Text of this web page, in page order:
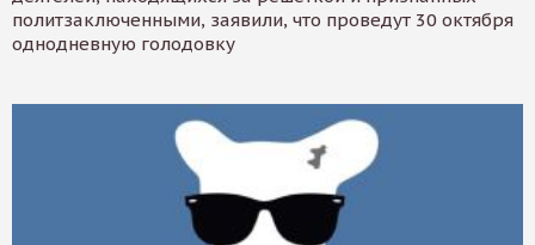
политзаключенными, заявили, что проведут 30 октября
однодневную голодовку